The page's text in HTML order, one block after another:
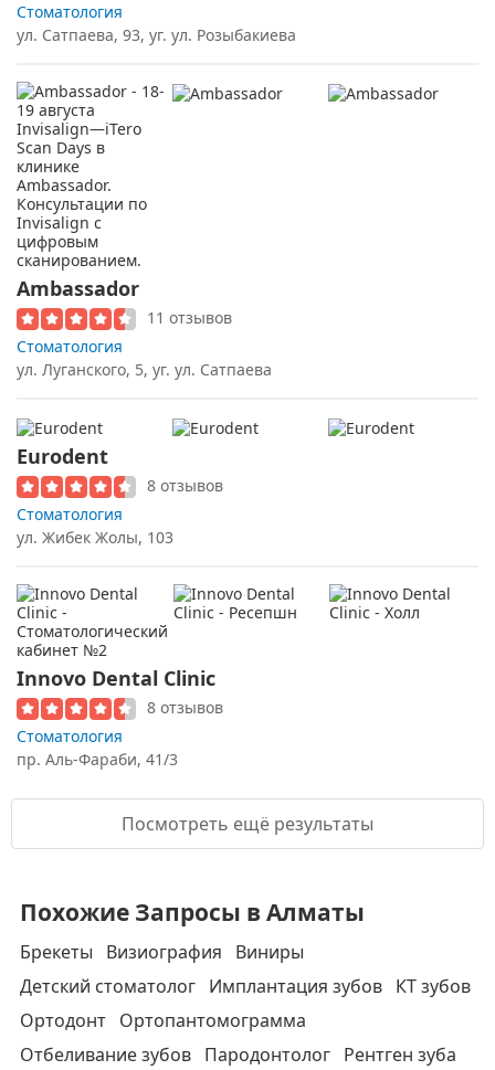
Стоматология
ул. Сатпаева, 93, уг. ул. Розыбакиева
Ambassador
11 отзывов
Стоматология
ул. Луганского, 5, уг. ул. Сатпаева
Eurodent
8 отзывов
Стоматология
ул. Жибек Жолы, 103
Innovo Dental Clinic
8 отзывов
Стоматология
пр. Аль-Фараби, 41/3
Посмотреть ещё результаты
Похожие Запросы в Алматы
Брекеты Визиография
Виниры
Детский стоматолог Имплантация зубов КТ зубов
Ортодонт Ортопантомограмма
Отбеливание зубов Пародонтолог Рентген зуба